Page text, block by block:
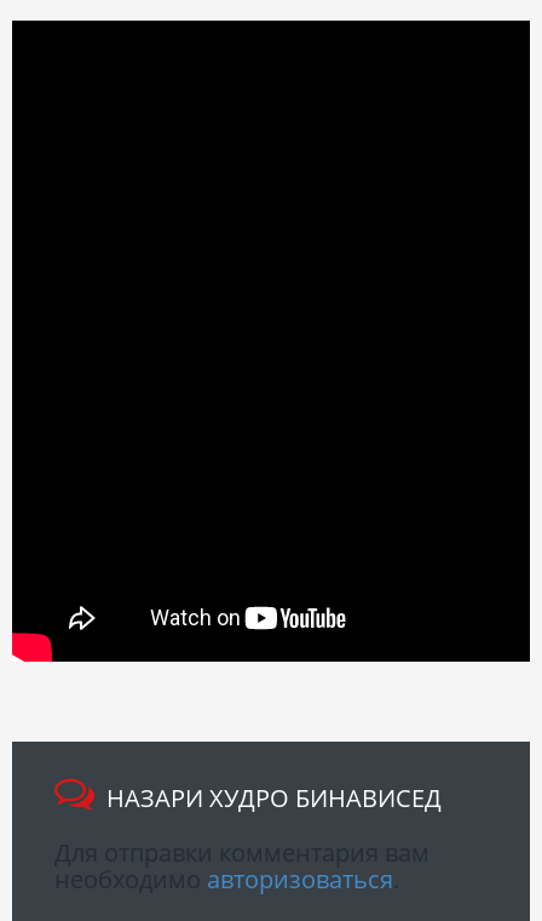
НАЗАРИ ХУДРО БИНАВИСЕД
авторизоваться